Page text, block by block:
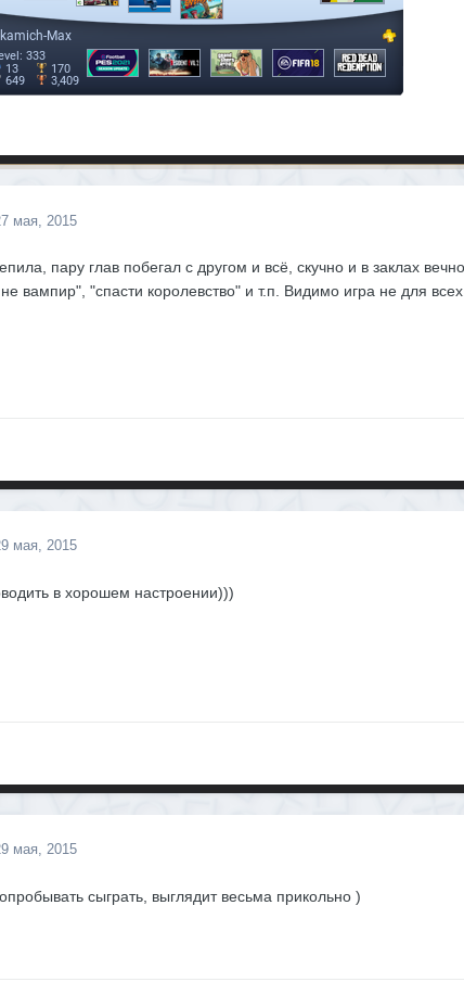
мая, 2015
пару глав побегал с другом и всё, скучно и в заклах
вампир", "спасти королевство" и т.п. Видимо игра не для
мая, 2015
в хорошем настроении)))
мая, 2015
сыграть, выглядит весьма прикольно )